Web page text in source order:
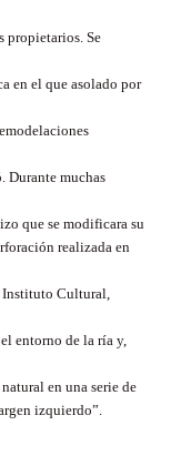
propietarios. Se
en el que asolado por
Durante muchas
que se modificara su
realizada en
Instituto Cultural,
entorno de la ría y,
en una serie de
izquierdo”.